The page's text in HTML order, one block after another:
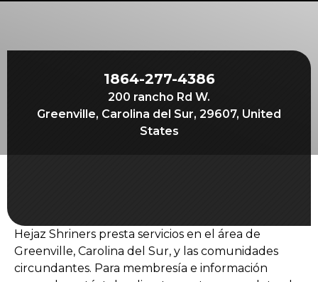
Experimenta la Hermandad
Tu impacto
Programas SIEF
Contáctenos
1864-277-4386
200 rancho Rd W.
Greenville, Carolina del Sur, 29607, United
States
Hejaz Shriners presta servicios en el área de
Greenville, Carolina del Sur, y las comunidades
circundantes. Para membresía e información